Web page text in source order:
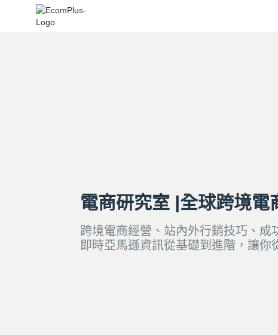
電商研究室 |全球跨境電
跨境電商經營、站內外行銷技巧、成
即時亞馬遜資訊從基礎到進階，讓你